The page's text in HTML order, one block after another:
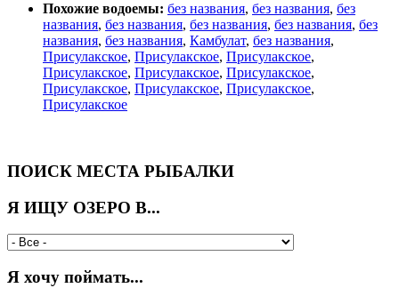
Похожие водоемы: без названия, без названия, без
названия, без названия, без названия, без названия, без
названия, без названия, Камбулат, без названия,
Присулакское, Присулакское, Присулакское,
Присулакское, Присулакское, Присулакское,
Присулакское, Присулакское, Присулакское,
Присулакское
ПОИСК МЕСТА РЫБАЛКИ
Я ИЩУ ОЗЕРО В...
Я хочу поймать...